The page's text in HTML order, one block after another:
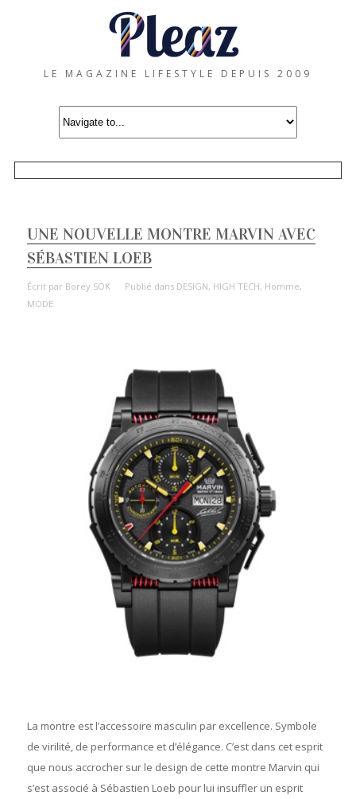
LE MAGAZINE LIFESTYLE DEPUIS 2009
UNE NOUVELLE MONTRE MARVIN AVEC
SÉBASTIEN LOEB
Écrit par Borey SOK Publié dans DESIGN, HIGH TECH, Homme,
MODE
La montre est l’accessoire masculin par excellence. Symbole
de virilité, de performance et d’élégance. C’est dans cet esprit
que nous accrocher sur le design de cette montre Marvin qui
s’est associé à Sébastien Loeb pour lui insuffler un esprit